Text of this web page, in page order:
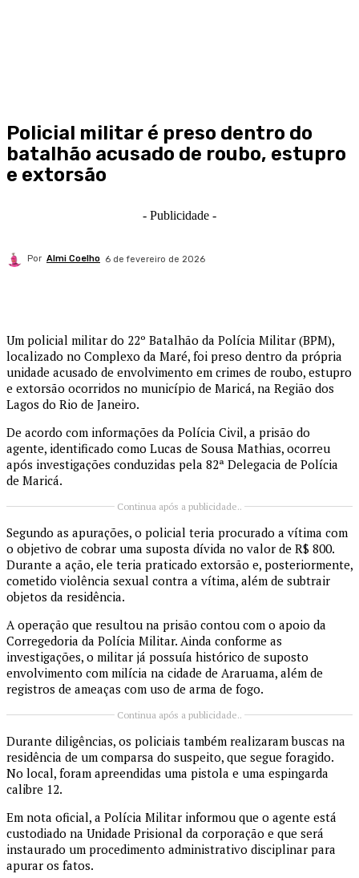
Policial militar é preso dentro do
batalhão acusado de roubo, estupro
e extorsão
- Publicidade -
Por Almi Coelho 6 de fevereiro de 2026
Um policial militar do 22º Batalhão da Polícia Militar (BPM),
localizado no Complexo da Maré, foi preso dentro da própria
unidade acusado de envolvimento em crimes de roubo, estupro
e extorsão ocorridos no município de Maricá, na Região dos
Lagos do Rio de Janeiro.
De acordo com informações da Polícia Civil, a prisão do
agente, identificado como Lucas de Sousa Mathias, ocorreu
após investigações conduzidas pela 82ª Delegacia de Polícia
de Maricá.
Continua após a publicidade..
Segundo as apurações, o policial teria procurado a vítima com
o objetivo de cobrar uma suposta dívida no valor de R$ 800.
Durante a ação, ele teria praticado extorsão e, posteriormente,
cometido violência sexual contra a vítima, além de subtrair
objetos da residência.
A operação que resultou na prisão contou com o apoio da
Corregedoria da Polícia Militar. Ainda conforme as
investigações, o militar já possuía histórico de suposto
envolvimento com milícia na cidade de Araruama, além de
registros de ameaças com uso de arma de fogo.
Continua após a publicidade..
Durante diligências, os policiais também realizaram buscas na
residência de um comparsa do suspeito, que segue foragido.
No local, foram apreendidas uma pistola e uma espingarda
calibre 12.
Em nota oficial, a Polícia Militar informou que o agente está
custodiado na Unidade Prisional da corporação e que será
instaurado um procedimento administrativo disciplinar para
apurar os fatos.